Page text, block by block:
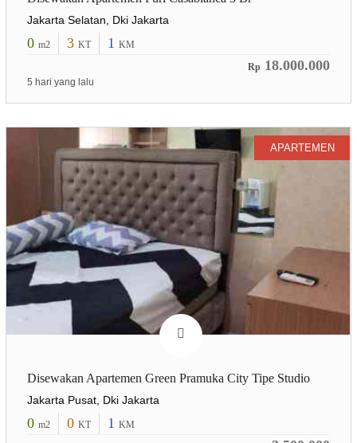
Jakarta Selatan, Dki Jakarta
0 m2 3 KT 1 KM
Rp 18.000.000
5 hari yang lalu
APARTEMEN
Disewakan Apartemen Green Pramuka City Tipe Studio
Jakarta Pusat, Dki Jakarta
0 m2 0 KT 1 KM